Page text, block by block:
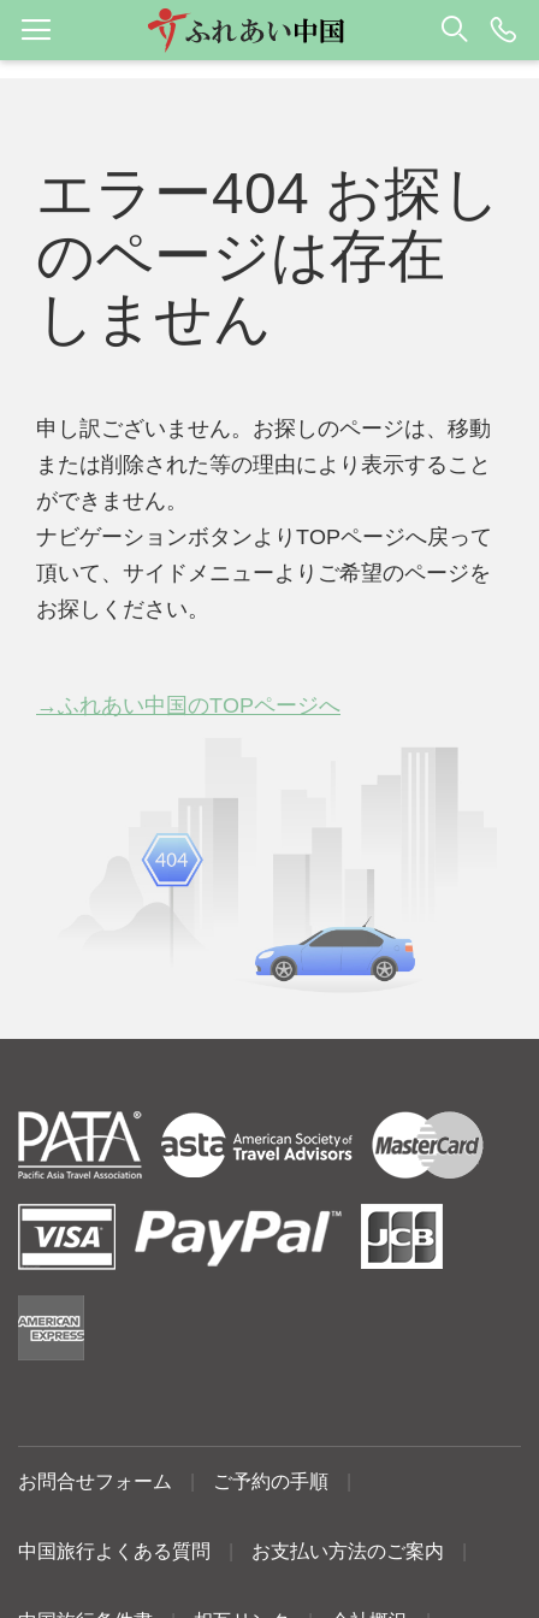
エラー404 お探し
のページは存在
しません
申し訳ございません。お探しのページは、移動
または削除された等の理由により表示すること
ができません。
ナビゲーションボタンよりTOPページへ戻って
頂いて、サイドメニューよりご希望のページを
お探しください。
→ふれあい中国のTOPページへ
お問合せフォーム ご予約の手順
中国旅行よくある質問 お支払い方法のご案内